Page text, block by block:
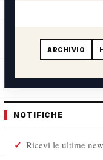
ARCHIVIO
NOTIFICHE
Ricevi le ultime